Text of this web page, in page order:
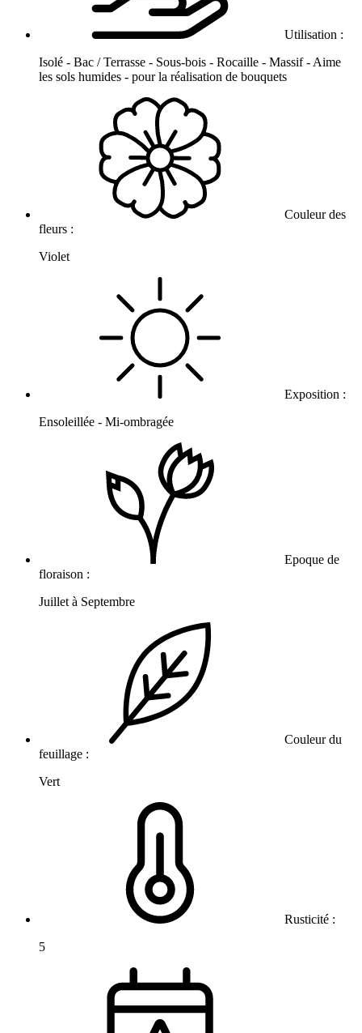
Utilisation :
Isolé - Bac / Terrasse - Sous-bois - Rocaille - Massif - Aime
les sols humides - pour la réalisation de bouquets
Couleur des
fleurs :
Violet
Exposition :
Ensoleillée - Mi-ombragée
Epoque de
floraison :
Juillet à Septembre
Couleur du
feuillage :
Vert
Rusticité :
5